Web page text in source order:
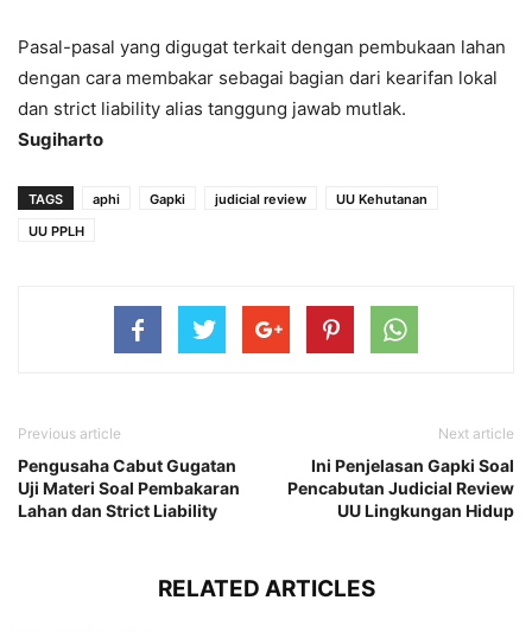
Pasal-pasal yang digugat terkait dengan pembukaan lahan
dengan cara membakar sebagai bagian dari kearifan lokal
dan strict liability alias tanggung jawab mutlak.
Sugiharto
TAGS aphi Gapki judicial review
UU Kehutanan
UU PPLH
Previous article
Pengusaha Cabut Gugatan
Uji Materi Soal Pembakaran
Lahan dan Strict Liability
Next article
Ini Penjelasan Gapki Soal
Pencabutan Judicial Review
UU Lingkungan Hidup
RELATED ARTICLES